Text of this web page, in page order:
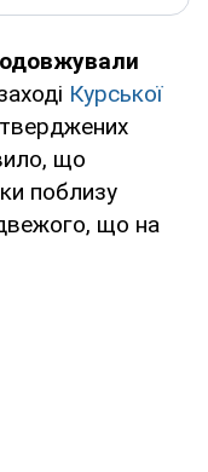
Курської
що
поблизу
що на